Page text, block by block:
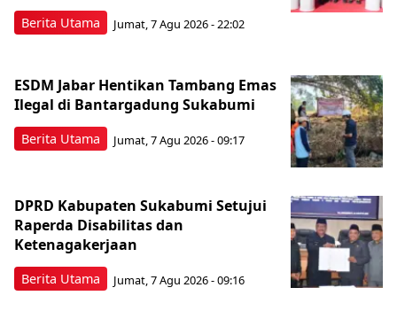
Berita Utama Jumat, 7 Agu 2026 - 22:02
Berita Utama
ESDM Jabar Hentikan Tambang Emas
Ilegal di Bantargadung Sukabumi
Jumat, 7 Agu 2026 - 09:17
Berita Utama
DPRD Kabupaten Sukabumi Setujui
Raperda Disabilitas dan
Ketenagakerjaan
Jumat, 7 Agu 2026 - 09:16